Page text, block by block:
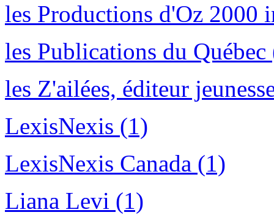
les Productions d'Oz 2000
les Publications du Québec
les Z'ailées, éditeur
LexisNexis (1)
LexisNexis Canada (1)
Liana Levi (1)